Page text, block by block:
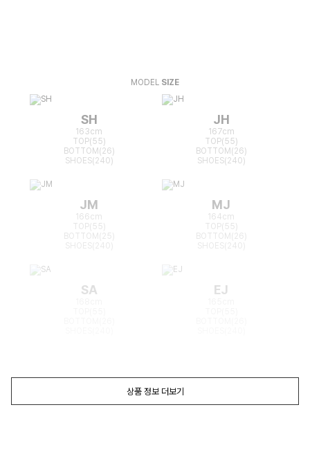
MODEL SIZE
SH
163cm
TOP(55)
BOTTOM(26)
SHOES(240)
JH
167cm
TOP(55)
BOTTOM(26)
SHOES(240)
JM
166cm
TOP(55)
BOTTOM(25)
MJ
164cm
TOP(55)
BOTTOM(26)
SA EJ
상품 정보 더보기